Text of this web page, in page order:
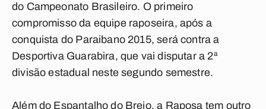
do Campeonato Brasileiro. O primeiro
compromisso da equipe raposeira, após a
conquista do Paraibano 2015, será contra a
Desportiva Guarabira, que vai disputar a 2ª
divisão estadual neste segundo semestre.
Além do Espantalho do Brejo, a Raposa tem outro